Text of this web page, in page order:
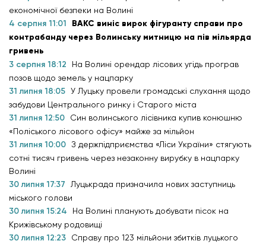
економічної безпеки на Волині
4 серпня 11:01
ВАКС виніс вирок фігуранту справи про
контрабанду через Волинську митницю на пів мільярда
гривень
3 серпня 18:12
На Волині орендар лісових угідь програв
позов щодо земель у нацпарку
31 липня 18:05 У Луцьку провели громадські слухання щодо
забудови Центрального ринку і Старого міста
31 липня 12:50
Син волинського лісівника купив конюшню
«Поліського лісового офісу» майже за мільйон
31 липня 10:00 З держпідприємства «Ліси України» стягують
сотні тисяч гривень через незаконну вирубку в нацпарку
Волині
30 липня 17:37
Луцькрада призначила нових заступниць
міського голови
30 липня 15:24
На Волині планують добувати пісок на
Крижівському родовищі
30 липня 12:23
Справу про 123 мільйони збитків луцького